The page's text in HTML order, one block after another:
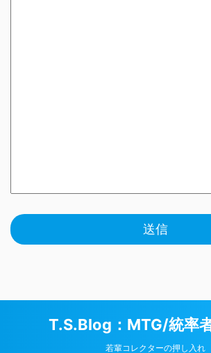
T.S.Blog：MTG/統率
若輩コレクターの押し入れ